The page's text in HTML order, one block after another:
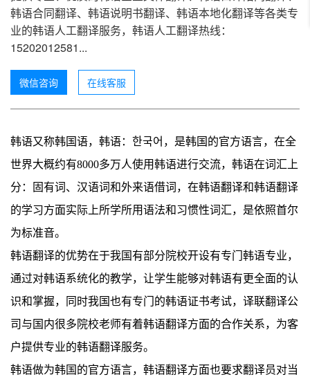
韩语合同翻译、韩语说明书翻译、韩语本地化翻译等各类专
业的韩语人工翻译服务，韩语人工翻译热线：
15202012581...
微信咨询 在线客服
韩语又称韩国语，韩语：한국어，是韩国的官方语言，在全
世界大概约有8000多万人使用韩语进行交流，韩语在词汇上
分：固有词、汉语词和外来语借词，在韩语翻译和韩语翻译
的学习方面实际上所学所用语法和习惯性词汇，是依照首尔
为标准音。
韩语翻译的优势在于我国有部分院校开设有专门韩语专业，
通过对韩语系统化的教学，让学生能够对韩语有更全面的认
识和掌握，同时我国也有专门的韩语证书考试，译联翻译公
司与国内很多院校老师有着韩语翻译方面的合作关系，为客
户提供专业的韩语翻译服务。
韩语做为韩国的官方语言，韩语翻译方面也要求翻译员对当